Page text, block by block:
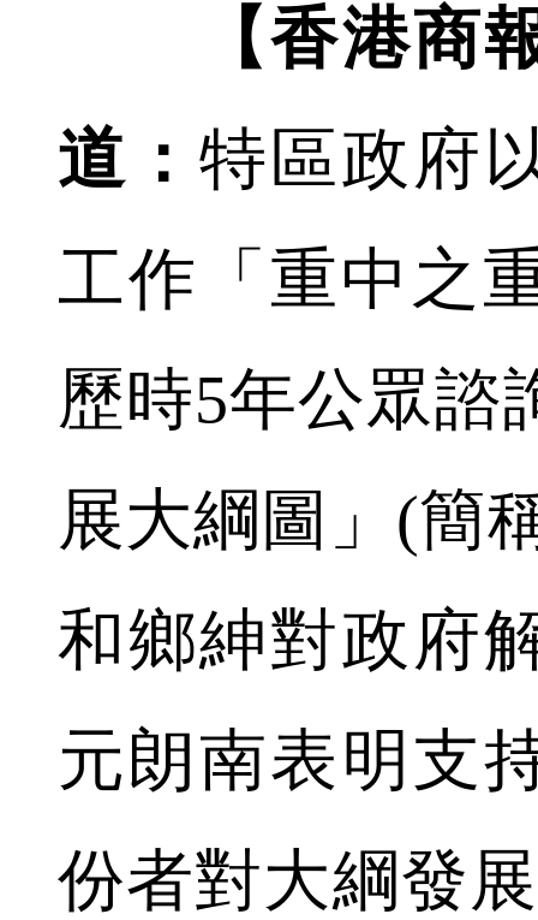
【香港商
道：特區政府
工作「重中之
歷時5年公眾諮
展大綱圖」(簡
和鄉紳對政府
元朗南表明支
份者對大綱發